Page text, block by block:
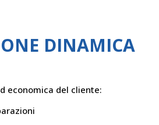
DINAMICA
economica del cliente: